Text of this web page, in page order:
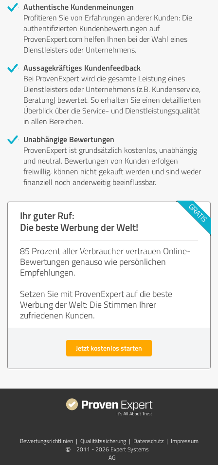
Authentische Kundenmeinungen
Profitieren Sie von Erfahrungen anderer Kunden: Die
authentifizierten Kundenbewertungen auf
ProvenExpert.com helfen Ihnen bei der Wahl eines
Dienstleisters oder Unternehmens.
Aussagekräftiges Kundenfeedback
Bei ProvenExpert wird die gesamte Leistung eines
Dienstleisters oder Unternehmens (z.B. Kundenservice,
Beratung) bewertet. So erhalten Sie einen detaillierten
Überblick über die Service- und Dienstleistungsqualität
in allen Bereichen.
Unabhängige Bewertungen
ProvenExpert ist grundsätzlich kostenlos, unabhängig
und neutral. Bewertungen von Kunden erfolgen
freiwillig, können nicht gekauft werden und sind weder
finanziell noch anderweitig beeinflussbar.
Ihr guter Ruf:
Die beste Werbung der Welt!
85 Prozent aller Verbraucher vertrauen Online-
Bewertungen genauso wie persönlichen
Empfehlungen.
Setzen Sie mit ProvenExpert auf die beste
Werbung der Welt: Die Stimmen Ihrer
zufriedenen Kunden.
Jetzt kostenlos starten
Bewertungs­richtlinien | Qualitätssicherung | Datenschutz | Impressum
©
2011 - 2026 Expert Systems
AG